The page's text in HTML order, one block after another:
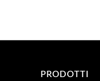
PRODOTTI